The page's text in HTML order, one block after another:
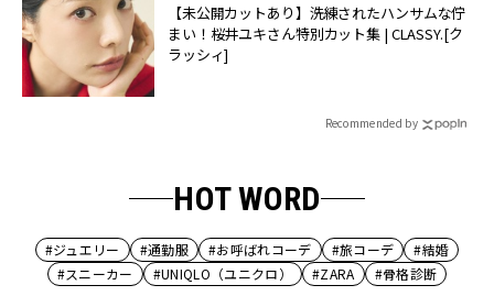
【未公開カットあり】洗練されたハンサムな佇
まい！桜井ユキさん特別カット集 | CLASSY.[ク
ラッシィ]
Recommended by
HOT WORD
#ジュエリー #通勤服 #お呼ばれコーデ #旅コーデ
#結婚
#スニーカー
#UNIQLO（ユニクロ） #ZARA #骨格診断